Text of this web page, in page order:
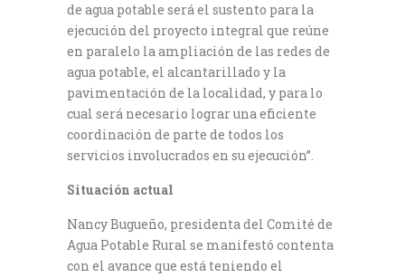
de agua potable será el sustento para la
ejecución del proyecto integral que reúne
en paralelo la ampliación de las redes de
agua potable, el alcantarillado y la
pavimentación de la localidad, y para lo
cual será necesario lograr una eficiente
coordinación de parte de todos los
servicios involucrados en su ejecución”.
Situación actual
Nancy Bugueño, presidenta del Comité de
Agua Potable Rural se manifestó contenta
con el avance que está teniendo el